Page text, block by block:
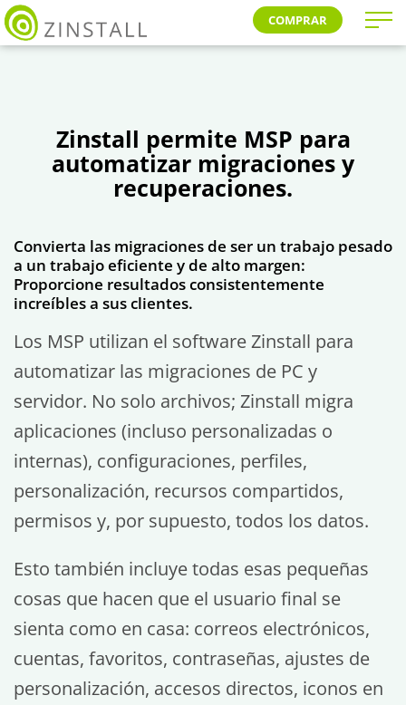
COMPRAR
Zinstall permite MSP para
automatizar migraciones y
recuperaciones.
Convierta las migraciones de ser un trabajo pesado
a un trabajo eficiente y de alto margen:
Proporcione resultados consistentemente
increíbles a sus clientes.
Los MSP utilizan el software Zinstall para
automatizar las migraciones de PC y
servidor. No solo archivos; Zinstall migra
aplicaciones (incluso personalizadas o
internas), configuraciones, perfiles,
personalización, recursos compartidos,
permisos y, por supuesto, todos los datos.
Esto también incluye todas esas pequeñas
cosas que hacen que el usuario final se
sienta como en casa: correos electrónicos,
cuentas, favoritos, contraseñas, ajustes de
personalización, accesos directos, iconos en